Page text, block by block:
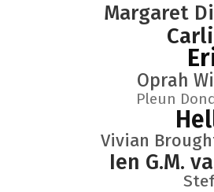
Ien G.M.
Margaret
Oprah
Vivian
Pleun